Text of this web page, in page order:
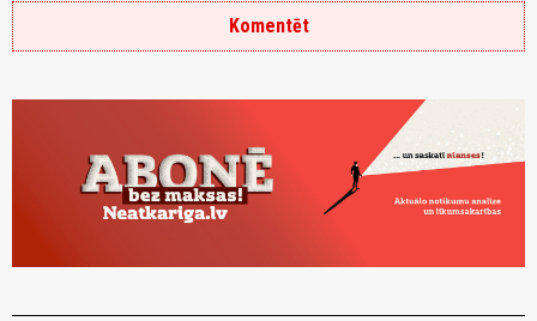
Komentēt